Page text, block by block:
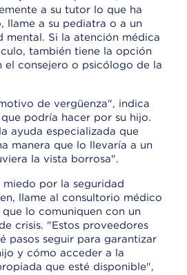
a su tutor lo que ha
llame a su pediatra o a un
mental. Si la atención médica
también tiene la opción
el consejero o psicólogo de la
de vergüenza", indica
podría hacer por su hijo.
ayuda especializada que
manera que lo llevaría a un
la vista borrosa".
miedo por la seguridad
llame al consultorio médico
lo comuniquen con un
crisis. "Estos proveedores
pasos seguir para garantizar
y cómo acceder a la
que esté disponible",